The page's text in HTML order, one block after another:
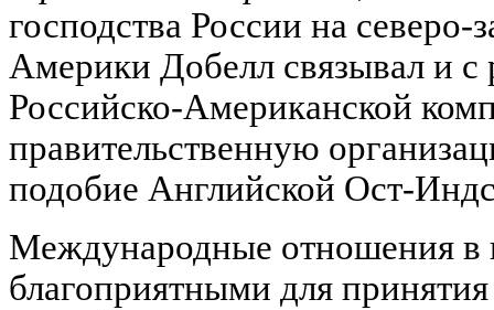
господства России на
Америки Добелл связывал и с
Российско-Американской
правительственную
подобие Английской Ост-
Международные отношения в
благоприятными для